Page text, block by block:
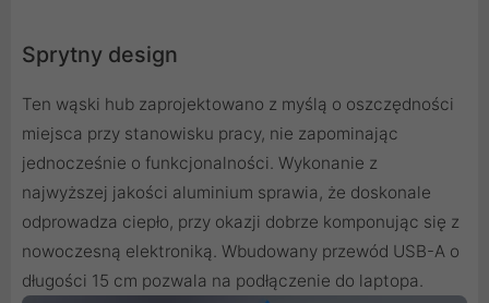
Sprytny design
Ten wąski hub zaprojektowano z myślą o oszczędności
miejsca przy stanowisku pracy, nie zapominając
jednocześnie o funkcjonalności. Wykonanie z
najwyższej jakości aluminium sprawia, że doskonale
odprowadza ciepło, przy okazji dobrze komponując się z
nowoczesną elektroniką. Wbudowany przewód USB-A o
długości 15 cm pozwala na podłączenie do laptopa.